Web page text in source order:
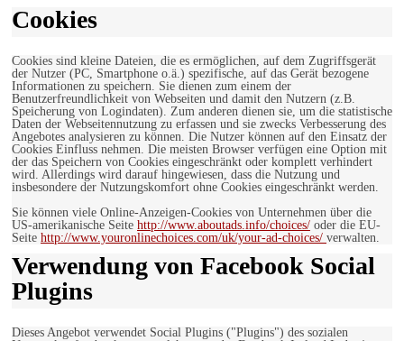
Cookies
Cookies sind kleine Dateien, die es ermöglichen, auf dem Zugriffsgerät
der Nutzer (PC, Smartphone o.ä.) spezifische, auf das Gerät bezogene
Informationen zu speichern. Sie dienen zum einem der
Benutzerfreundlichkeit von Webseiten und damit den Nutzern (z.B.
Speicherung von Logindaten). Zum anderen dienen sie, um die statistische
Daten der Webseitennutzung zu erfassen und sie zwecks Verbesserung des
Angebotes analysieren zu können. Die Nutzer können auf den Einsatz der
Cookies Einfluss nehmen. Die meisten Browser verfügen eine Option mit
der das Speichern von Cookies eingeschränkt oder komplett verhindert
wird. Allerdings wird darauf hingewiesen, dass die Nutzung und
insbesondere der Nutzungskomfort ohne Cookies eingeschränkt werden.
Sie können viele Online-Anzeigen-Cookies von Unternehmen über die
US-amerikanische Seite http://www.aboutads.info/choices/ oder die EU-
Seite http://www.youronlinechoices.com/uk/your-ad-choices/ verwalten.
Verwendung von Facebook Social
Plugins
Dieses Angebot verwendet Social Plugins ("Plugins") des sozialen